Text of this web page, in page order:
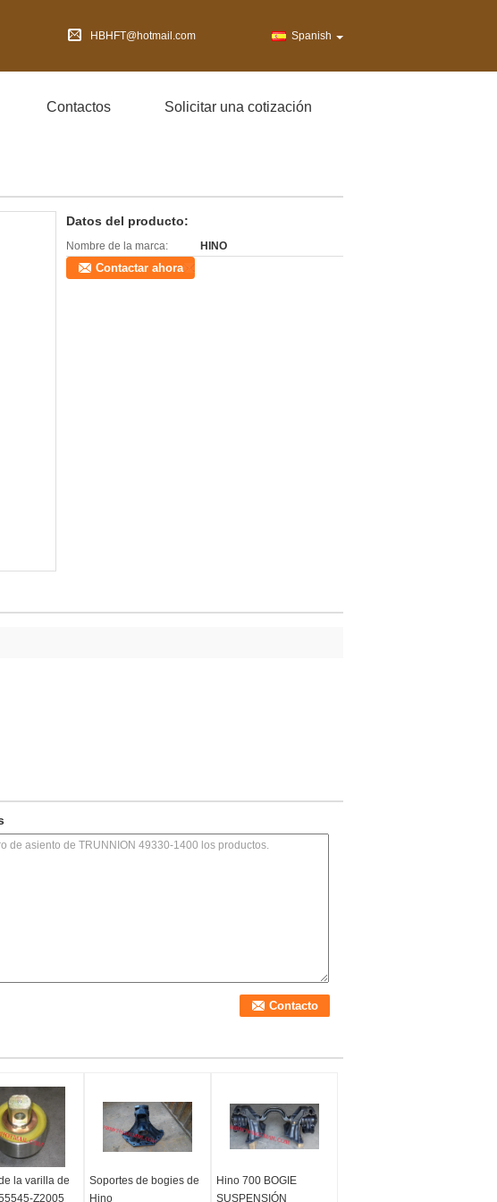
HBHFT@hotmail.com Spanish
Contactos Solicitar una cotización
Datos del producto:
Nombre de la marca: HINO
Contactar ahora
la varilla de
Z2005
Soportes de bogies de
Hino
Hino 700 BOGIE
SUSPENSIÓN